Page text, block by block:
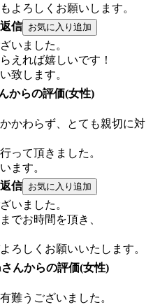
よろしくお願いします。
信
いました。
えれば嬉しいです！
致します。
からの評価(女性)
かわらず、とても親切に対
って頂きました。
ます。
信
いました。
でお時間を頂き、
ろしくお願いいたします。
んからの評価(女性)
難うございました。